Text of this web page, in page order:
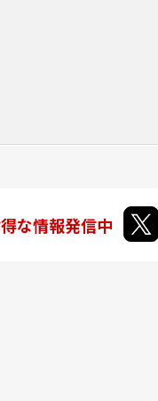
な情報発信中